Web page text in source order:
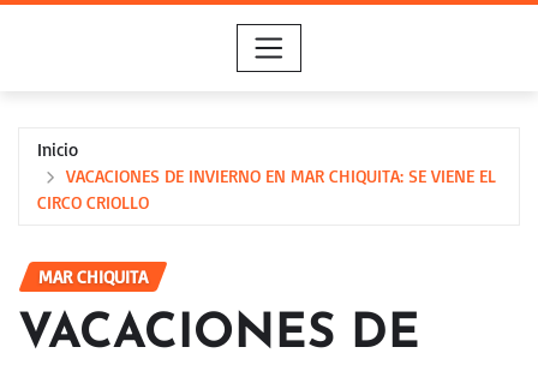
Inicio
VACACIONES DE INVIERNO EN MAR CHIQUITA: SE VIENE EL
CIRCO CRIOLLO
MAR CHIQUITA
VACACIONES DE